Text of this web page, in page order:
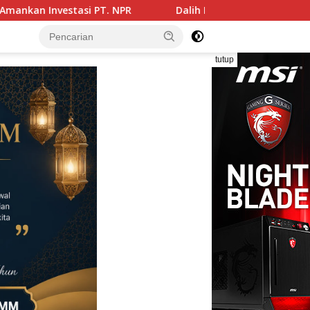
Dalih Kawasan Hutan, Organisasi Binaan Penguasa Dituduh
tutup